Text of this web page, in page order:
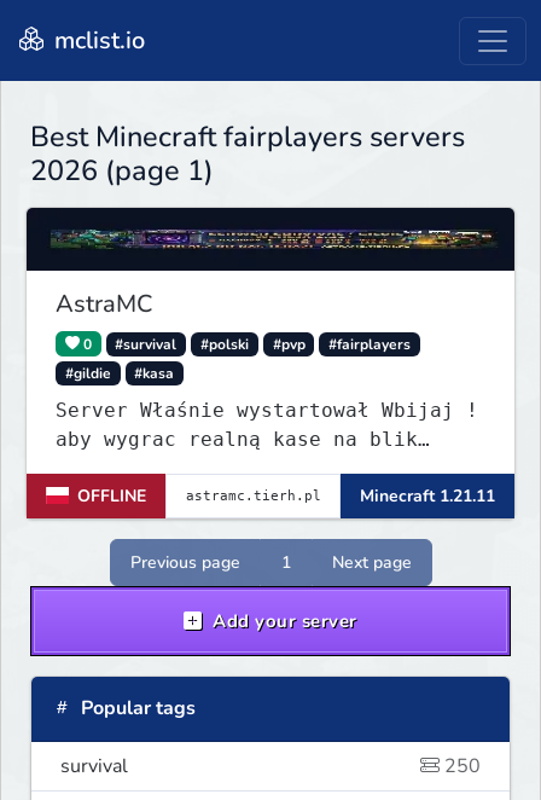
mclist.io
Best Minecraft fairplayers servers
2026 (page 1)
AstraMC
0 #survival #polski #pvp
#fairplayers
#gildie
#kasa
Server Właśnie wystartował Wbijaj !
aby wygrac realną kase na blik
revolut czytać opis wszystko na
Discordzie server pod #Nagrody-
pieniężne .
OFFLINE Minecraft 1.21.11
Previous page 1 Next page
Add your server
Popular tags
survival
250